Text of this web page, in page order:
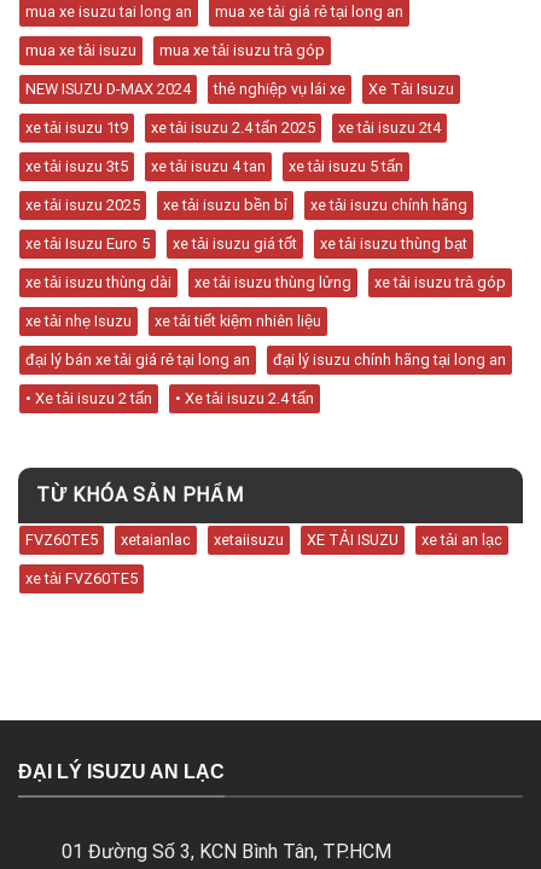
mua xe isuzu tai long an mua xe tải giá rẻ tại long an
mua xe tải isuzu mua xe tải isuzu trả góp
NEW ISUZU D-MAX 2024 thẻ nghiệp vụ lái xe Xe Tải Isuzu
xe tải isuzu 1t9 xe tải isuzu 2.4 tấn 2025 xe tải isuzu 2t4
xe tải isuzu 3t5 xe tải isuzu 4 tan xe tải isuzu 5 tấn
xe tải isuzu 2025 xe tải isuzu bền bỉ xe tải isuzu chính hãng
xe tải Isuzu Euro 5 xe tải isuzu giá tốt xe tải isuzu thùng bạt
xe tải isuzu thùng dài xe tải isuzu thùng lửng xe tải isuzu trả góp
xe tải nhẹ Isuzu xe tải tiết kiệm nhiên liệu
đại lý bán xe tải giá rẻ tại long an đại lý isuzu chính hãng tại long an
• Xe tải isuzu 2 tấn • Xe tải isuzu 2.4 tấn
TỪ KHÓA SẢN PHẨM
FVZ60TE5 xetaianlac xetaiisuzu XE TẢI ISUZU xe tải an lạc
xe tải FVZ60TE5
ĐẠI LÝ ISUZU AN LẠC
01 Đường Số 3, KCN Bình Tân, TP.HCM